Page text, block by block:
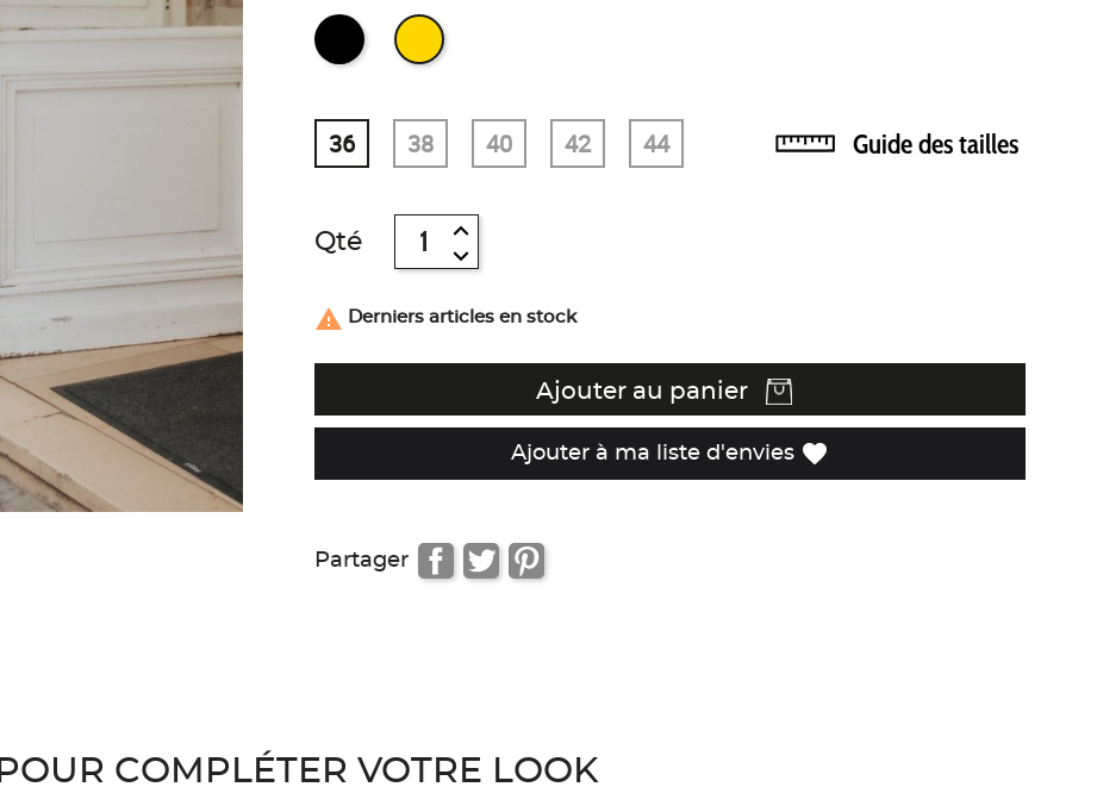
36 38 40 42 44 Guide des tailles
Qté
 Derniers articles en stock
Ajouter au panier
Ajouter à ma liste d'envies favorite
Partager
POUR COMPLÉTER VOTRE LOOK